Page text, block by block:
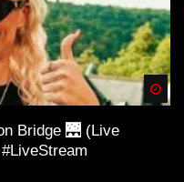
Bridge 🌉 (Live